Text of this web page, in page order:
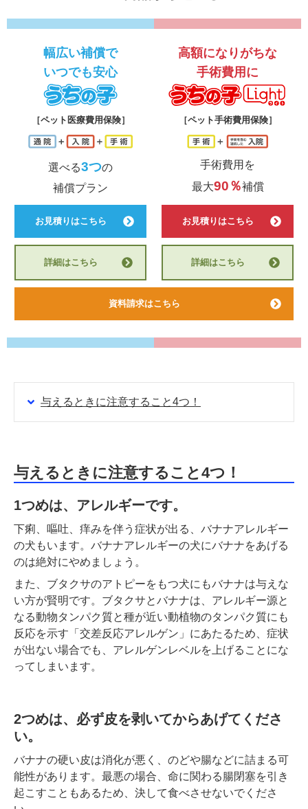
幅広い補償で
いつでも安心
うちの子
［ペット医療費用保険］
選べる3つの
補償プラン
お見積りはこちら
高額になりがちな
手術費用に
［ペット手術費用保険］
手術費用を
最大90％補償
お見積りはこちら
詳細はこちら 詳細はこちら
資料請求はこちら
与えるときに注意すること4つ！
与えるときに注意すること4つ！
1つめは、アレルギーです。
下痢、嘔吐、痒みを伴う症状が出る、バナナアレルギー
の犬もいます。バナナアレルギーの犬にバナナをあげる
のは絶対にやめましょう。
また、ブタクサのアトピーをもつ犬にもバナナは与えな
い方が賢明です。ブタクサとバナナは、アレルギー源と
なる動物タンパク質と種が近い動植物のタンパク質にも
反応を示す「交差反応アレルゲン」にあたるため、症状
が出ない場合でも、アレルゲンレベルを上げることにな
ってしまいます。
2つめは、必ず皮を剥いてからあげてくださ
い。
バナナの硬い皮は消化が悪く、のどや腸などに詰まる可
能性があります。最悪の場合、命に関わる腸閉塞を引き
起こすこともあるため、決して食べさせないでくださ